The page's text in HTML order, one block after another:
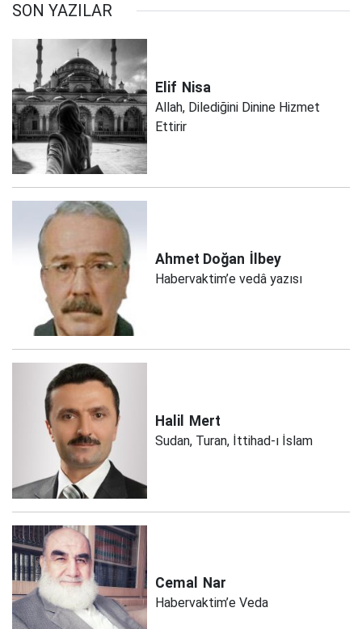
SON YAZILAR
Elif Nisa
Allah, Dilediğini Dinine Hizmet
Ettirir
Ahmet Doğan İlbey
Habervaktim’e vedâ yazısı
Halil Mert
Sudan, Turan, İttihad-ı İslam
Cemal Nar
Habervaktim’e Veda